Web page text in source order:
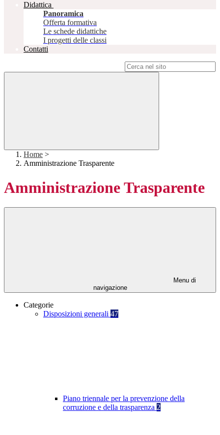
Didattica
Panoramica
Offerta formativa
Le schede didattiche
I progetti delle classi
Contatti
Home >
Amministrazione Trasparente
Amministrazione Trasparente
Menu di
navigazione
Categorie
Disposizioni generali 47
Piano triennale per la prevenzione della
corruzione e della trasparenza 2